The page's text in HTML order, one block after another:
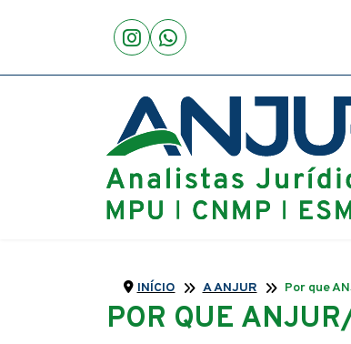
POR QUE
INÍCIO A ANJUR Por que